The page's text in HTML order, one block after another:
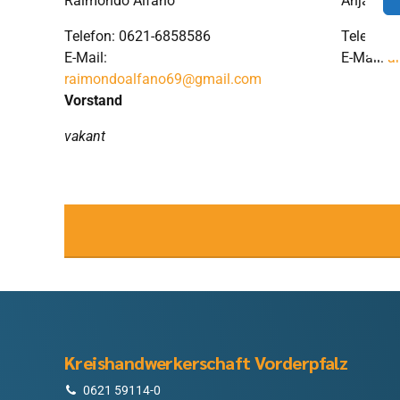
Telefon: 0621-6858586
E-Mail:
raimondoalfano69@gmail.com
Telefon:
E-Mail:
Vorstand
vakant
Kreishandwerkerschaft Vorderpfalz
0621 59114-0